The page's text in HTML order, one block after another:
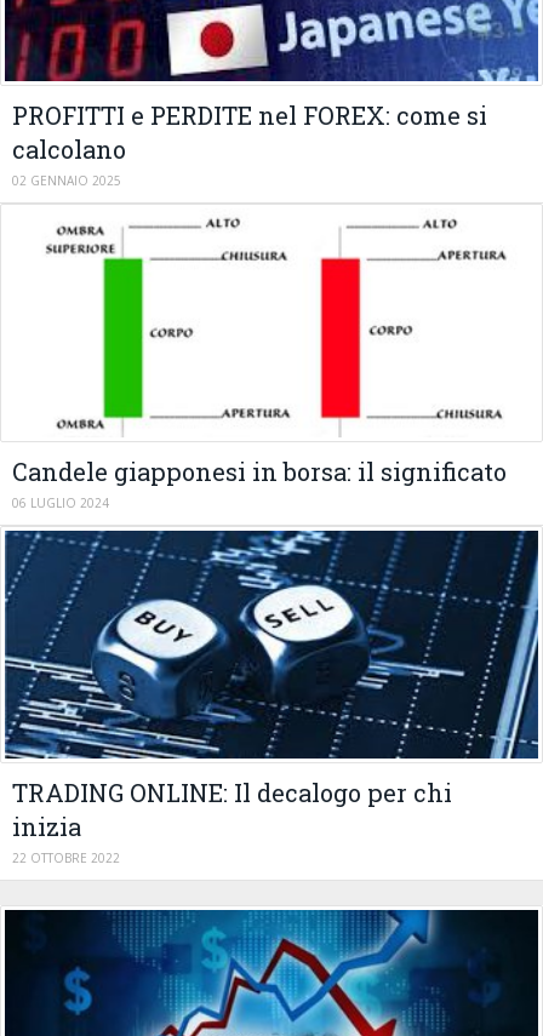
PROFITTI e PERDITE nel FOREX: come si
calcolano
02 GENNAIO 2025
Candele giapponesi in borsa: il significato
06 LUGLIO 2024
TRADING ONLINE: Il decalogo per chi
inizia
22 OTTOBRE 2022